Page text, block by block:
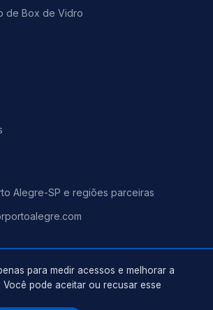
de Box de Vidro
Alegre-SP e regiões parceiras
os direitos reservados.
para medir acessos e melhorar a
Você pode aceitar ou recusar esse